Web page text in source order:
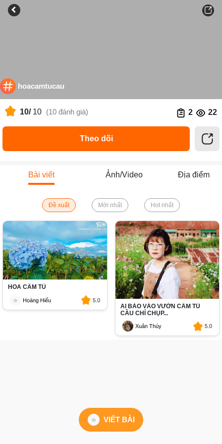
hoacamtucau
10/ 10 (10 đánh giá) 22
2
Theo dõi
Bài viết Ảnh/Video Địa điểm
Đề xuất Mới nhất Hot nhất
HOA CẨM TÚ
Hoàng Hiếu 5.0
AI BẢO VÀO VƯỜN CẨM TÚ
CẦU CHỈ CHỤP...
Xuân Thúy 5.0
VIẾT BÀI